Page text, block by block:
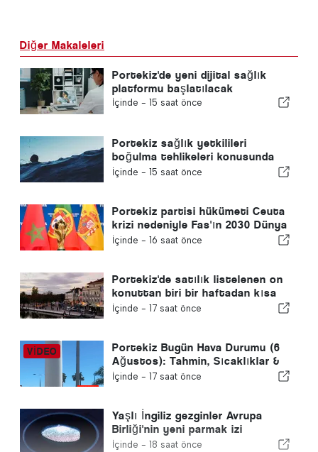
Diğer Makaleleri
Portekiz'de yeni dijital sağlık
platformu başlatılacak
İçinde - 15 saat önce
Portekiz sağlık yetkilileri
boğulma tehlikeleri konusunda
uyardı
İçinde - 15 saat önce
Portekiz partisi hükümeti Ceuta
krizi nedeniyle Fas'ın 2030 Dünya
Kupası ev sahipliğini yeniden
İçinde - 16 saat önce
Portekiz'de satılık listelenen on
konuttan biri bir haftadan kısa
bir sürede satılıyor
İçinde - 17 saat önce
Portekiz Bugün Hava Durumu (6
Ağustos): Tahmin, Sıcaklıklar &
Ne Beklenmeli
İçinde - 17 saat önce
Yaşlı İngiliz gezginler Avrupa
Birliği'nin yeni parmak izi
kontrolleri ile mücadele ediyor
İçinde - 18 saat önce